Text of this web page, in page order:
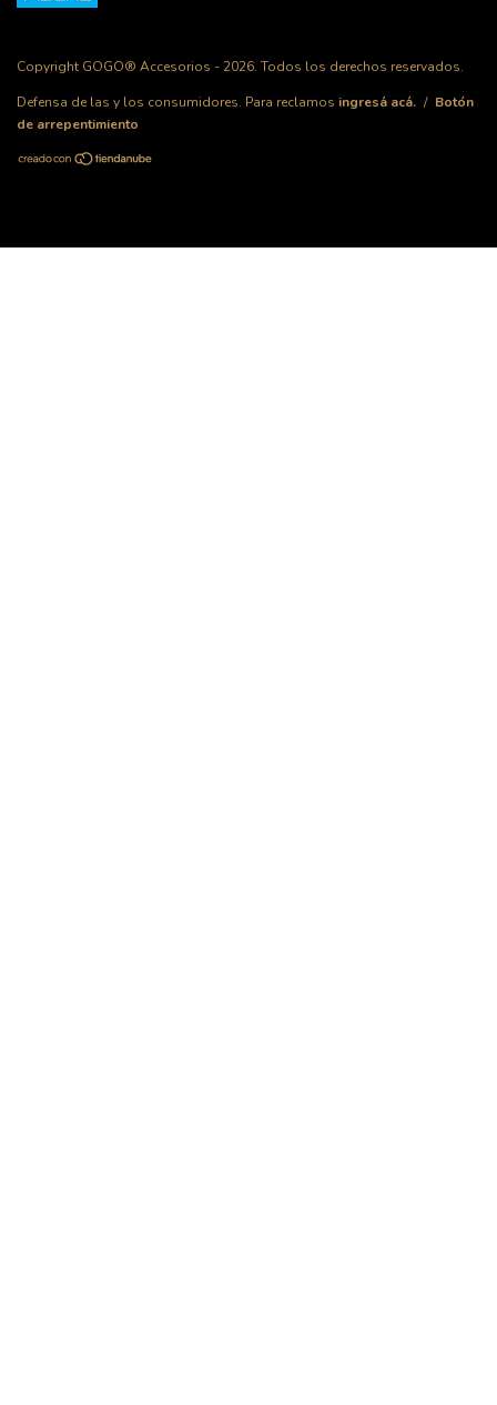
Copyright GOGO® Accesorios - 2026. Todos los derechos reservados.
Defensa de las y los consumidores. Para reclamos ingresá acá. / Botón
de arrepentimiento